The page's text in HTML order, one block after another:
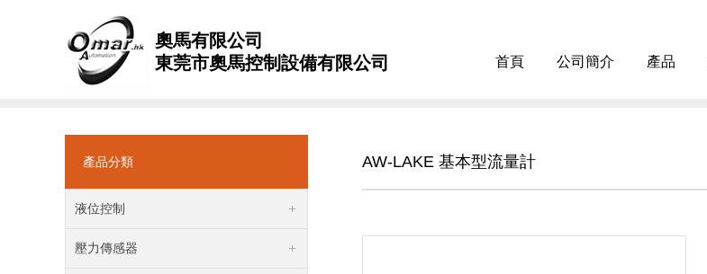
奧馬有限公司
東莞市奧馬控制設備有限公司
首頁 公司簡介 產品
產品分類
液位控制
壓力傳感器
AW-LAKE 基本型流量計